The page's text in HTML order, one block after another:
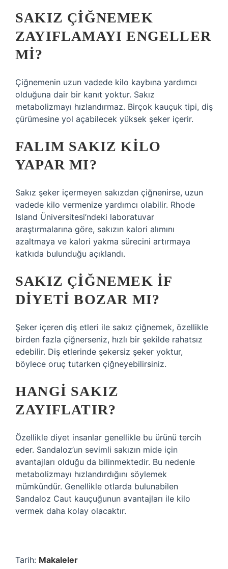
SAKIZ ÇIĞNEMEK
ZAYIFLAMAYI ENGELLER
MI?
Çiğnemenin uzun vadede kilo kaybına yardımcı
olduğuna dair bir kanıt yoktur. Sakız
metabolizmayı hızlandırmaz. Birçok kauçuk tipi, diş
çürümesine yol açabilecek yüksek şeker içerir.
FALIM SAKIZ KILO
YAPAR MI?
Sakız şeker içermeyen sakızdan çiğnenirse, uzun
vadede kilo vermenize yardımcı olabilir. Rhode
Island Üniversitesi’ndeki laboratuvar
araştırmalarına göre, sakızın kalori alımını
azaltmaya ve kalori yakma sürecini artırmaya
katkıda bulunduğu açıklandı.
SAKIZ ÇIĞNEMEK IF
DIYETI BOZAR MI?
Şeker içeren diş etleri ile sakız çiğnemek, özellikle
birden fazla çiğnerseniz, hızlı bir şekilde rahatsız
edebilir. Diş etlerinde şekersiz şeker yoktur,
böylece oruç tutarken çiğneyebilirsiniz.
HANGI SAKIZ
ZAYIFLATIR?
Özellikle diyet insanlar genellikle bu ürünü tercih
eder. Sandaloz’un sevimli sakızın mide için
avantajları olduğu da bilinmektedir. Bu nedenle
metabolizmayı hızlandırdığını söylemek
mümkündür. Genellikle otlarda bulunabilen
Sandaloz Caut kauçuğunun avantajları ile kilo
vermek daha kolay olacaktır.
Tarih: Makaleler